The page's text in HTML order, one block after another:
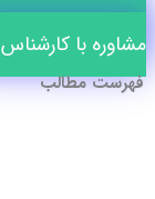
مشاوره با کارشناس
فهرست مطالب